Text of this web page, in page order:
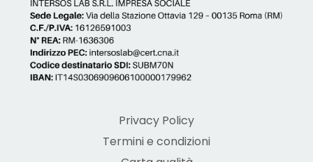
Privacy Policy
Termini e condizioni